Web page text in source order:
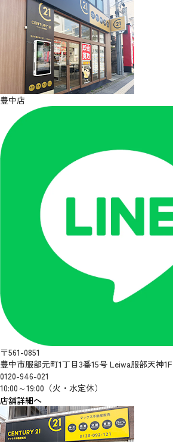
豊中店
〒561-0851
豊中市服部元町1丁目3番15号 Leiwa服部天神1F
0120-946-021
10:00～19:00（火・水定休）
店舗詳細へ